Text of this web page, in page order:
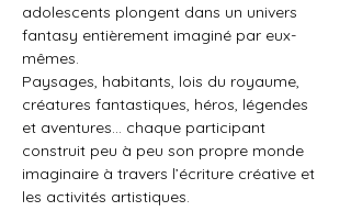
adolescents plongent dans un univers
fantasy entièrement imaginé par eux-
mêmes.
Paysages, habitants, lois du royaume,
créatures fantastiques, héros, légendes
et aventures… chaque participant
construit peu à peu son propre monde
imaginaire à travers l’écriture créative et
les activités artistiques.